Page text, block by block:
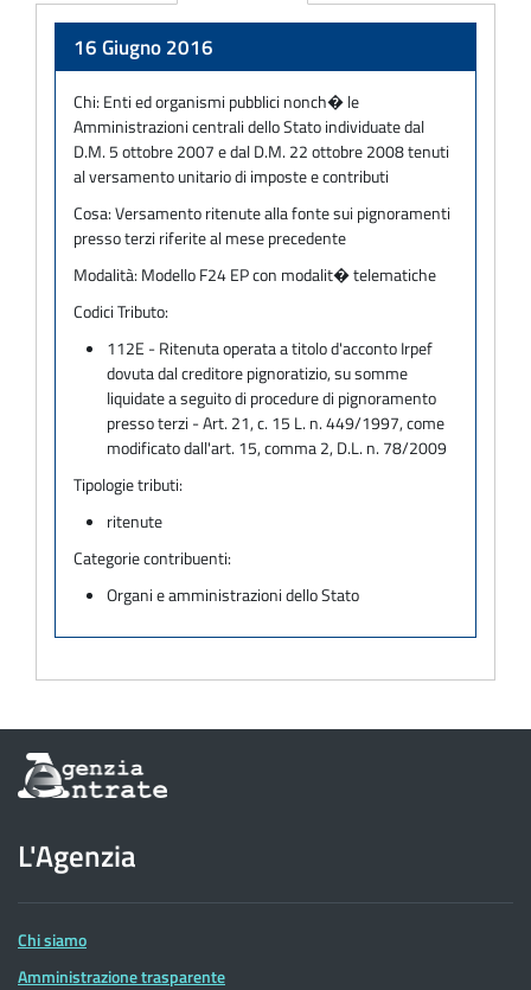
16 Giugno 2016
Chi: Enti ed organismi pubblici nonch� le
Amministrazioni centrali dello Stato individuate dal
D.M. 5 ottobre 2007 e dal D.M. 22 ottobre 2008 tenuti
al versamento unitario di imposte e contributi
Cosa:Versamento ritenute alla fonte sui pignoramenti
presso terzi riferite al mese precedente
Modalità: Modello F24 EP con modalit� telematiche
Codici Tributo:
112E - Ritenuta operata a titolo d'acconto Irpef
dovuta dal creditore pignoratizio, su somme
liquidate a seguito di procedure di pignoramento
presso terzi - Art. 21, c. 15 L. n. 449/1997, come
modificato dall'art. 15, comma 2, D.L. n. 78/2009
Tipologie tributi:
ritenute
Categorie contribuenti:
Organi e amministrazioni dello Stato
Informazioni
sul
dell'Agenzia
delle
Entrate
L'Agenzia
Chi siamo
Amministrazione trasparente